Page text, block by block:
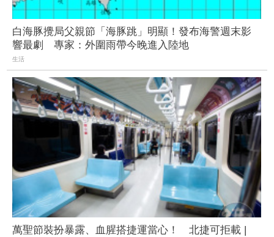
白海豚攪局父親節「海豚跳」明顯！發布海警週末影
響最劇 專家：外圍雨帶今晚進入陸地
生活
萬聖節裝扮暴露、血腥搭捷運當心！ 北捷可拒載 |